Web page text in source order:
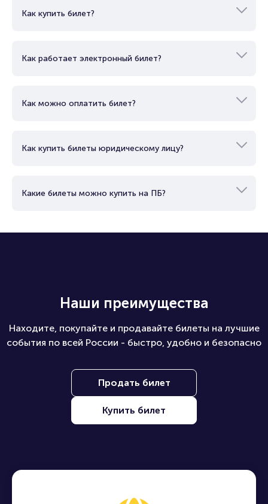
Как купить билет?
Как работает электронный билет?
Как можно оплатить билет?
Как купить билеты юридическому лицу?
Какие билеты можно купить на ПБ?
Наши преимущества
Находите, покупайте и продавайте билеты на лучшие
события по всей России - быстро, удобно и безопасно
Продать билет
Купить билет